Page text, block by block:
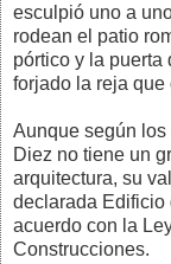
esculpió uno a
rodean el patio
pórtico y la puerta
forjado la reja que
Aunque según
Diez no tiene un
arquitectura, su
declarada Edificio
acuerdo con la
Construcciones.